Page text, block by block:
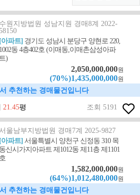
수원지방법원 성남지원 경매8계 2022-
58150
[아파트] 경기도 성남시 분당구 양현로 220,
1002동 4층402호 (이매동,이매촌삼성아파
트)
2,050,000,000원
(70%)1,435,000,000원
추천하는 경매물건입니다
21.45평 조회 5191
서울남부지방법원 경매7계 2025-9827
[아파트]서울특별시 양천구 신정동 310 목
동신시가지아파트 제1012동 제11층 제1101
호
1,582,000,000원
(64%)1,012,480,000원
추천하는 경매물건입니다